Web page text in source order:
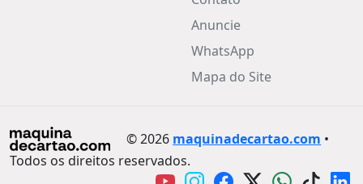
Anuncie
WhatsApp
Mapa do Site
© 2026 maquinadecartao.com •
Todos os direitos reservados.